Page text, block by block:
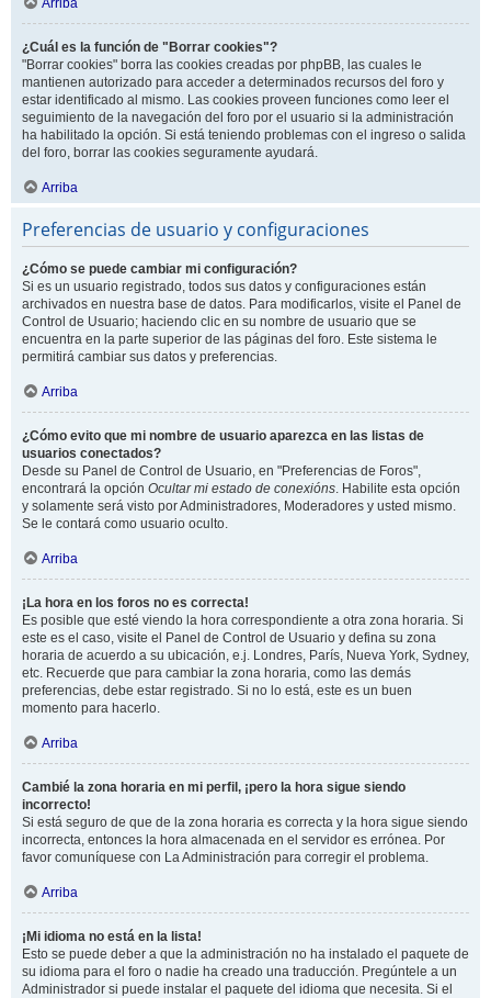
Arriba
¿Cuál es la función de "Borrar cookies"?
"Borrar cookies" borra las cookies creadas por phpBB, las cuales le
mantienen autorizado para acceder a determinados recursos del foro y
estar identificado al mismo. Las cookies proveen funciones como leer el
seguimiento de la navegación del foro por el usuario si la administración
ha habilitado la opción. Si está teniendo problemas con el ingreso o salida
del foro, borrar las cookies seguramente ayudará.
Arriba
Preferencias de usuario y configuraciones
¿Cómo se puede cambiar mi configuración?
Si es un usuario registrado, todos sus datos y configuraciones están
archivados en nuestra base de datos. Para modificarlos, visite el Panel de
Control de Usuario; haciendo clic en su nombre de usuario que se
encuentra en la parte superior de las páginas del foro. Este sistema le
permitirá cambiar sus datos y preferencias.
Arriba
¿Cómo evito que mi nombre de usuario aparezca en las listas de
usuarios conectados?
Desde su Panel de Control de Usuario, en "Preferencias de Foros",
encontrará la opción Ocultar mi estado de conexións. Habilite esta opción
y solamente será visto por Administradores, Moderadores y usted mismo.
Se le contará como usuario oculto.
Arriba
¡La hora en los foros no es correcta!
Es posible que esté viendo la hora correspondiente a otra zona horaria. Si
este es el caso, visite el Panel de Control de Usuario y defina su zona
horaria de acuerdo a su ubicación, e.j. Londres, París, Nueva York, Sydney,
etc. Recuerde que para cambiar la zona horaria, como las demás
preferencias, debe estar registrado. Si no lo está, este es un buen
momento para hacerlo.
Arriba
Cambié la zona horaria en mi perfil, ¡pero la hora sigue siendo
incorrecto!
Si está seguro de que de la zona horaria es correcta y la hora sigue siendo
incorrecta, entonces la hora almacenada en el servidor es errónea. Por
favor comuníquese con La Administración para corregir el problema.
Arriba
¡Mi idioma no está en la lista!
Esto se puede deber a que la administración no ha instalado el paquete de
su idioma para el foro o nadie ha creado una traducción. Pregúntele a un
Administrador si puede instalar el paquete del idioma que necesita. Si el